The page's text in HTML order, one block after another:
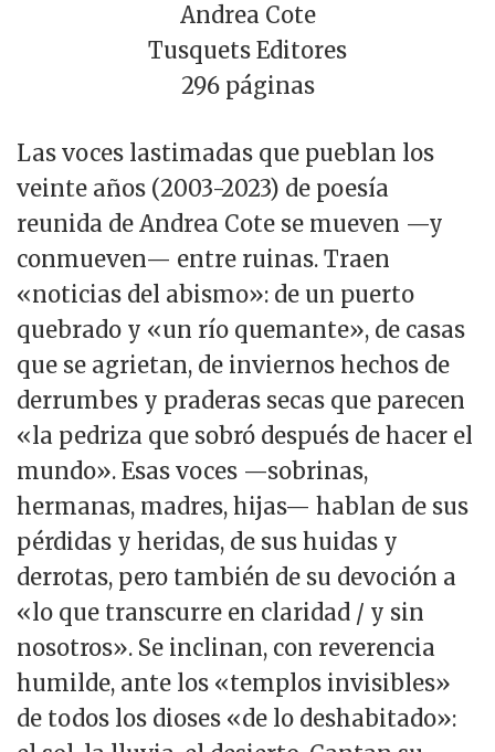
Andrea Cote
Tusquets Editores
296 páginas
Las voces lastimadas que pueblan los
veinte años (2003-2023) de poesía
reunida de Andrea Cote se mueven —y
conmueven— entre ruinas. Traen
«noticias del abismo»: de un puerto
quebrado y «un río quemante», de casas
que se agrietan, de inviernos hechos de
derrumbes y praderas secas que parecen
«la pedriza que sobró después de hacer el
mundo». Esas voces —sobrinas,
hermanas, madres, hijas— hablan de sus
pérdidas y heridas, de sus huidas y
derrotas, pero también de su devoción a
«lo que transcurre en claridad / y sin
nosotros». Se inclinan, con reverencia
humilde, ante los «templos invisibles»
de todos los dioses «de lo deshabitado»: